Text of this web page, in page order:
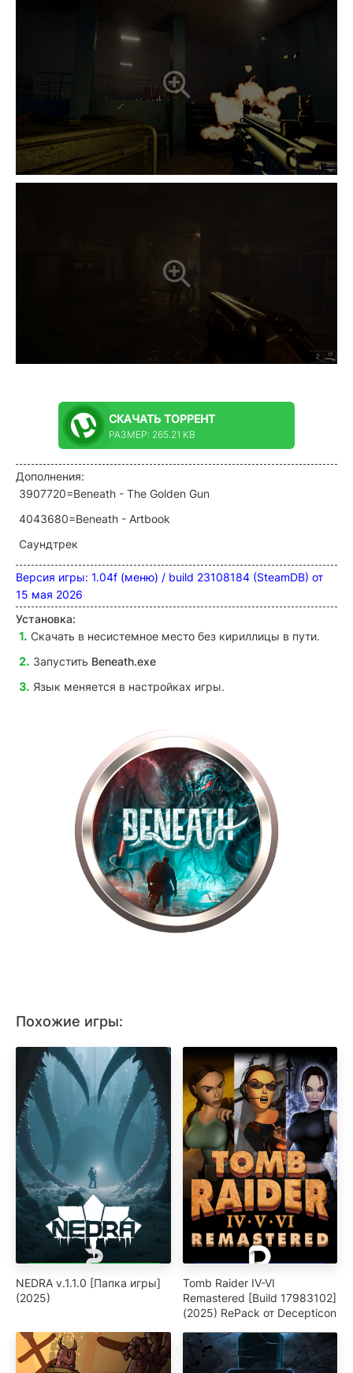
СКАЧАТЬ ТОРРЕНТ
РАЗМЕР: 265.21 KB
Дополнения:
3907720=Beneath - The Golden Gun
4043680=Beneath - Artbook
Саундтрек
Версия игры: 1.04f (меню) / build 23108184 (SteamDB) от
15 мая 2026
Установка:
Скачать в несистемное место без кириллицы в пути.
Запустить Beneath.exe
Язык меняется в настройках игры.
Похожие игры:
NEDRA v.1.1.0 [Папка игры]
(2025)
Tomb Raider IV-VI
Remastered [Build 17983102]
(2025) RePack от Decepticon